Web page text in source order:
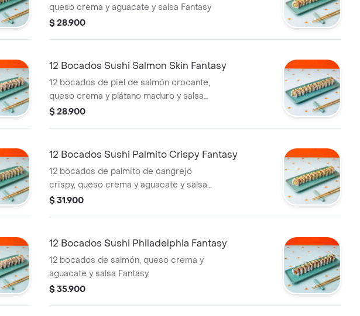
queso crema y aguacate y salsa Fantasy
$ 28.900
12 Bocados Sushi Salmon Skin Fantasy
12 bocados de piel de salmón crocante,
queso crema y plátano maduro y salsa
Fantasy
$ 28.900
12 Bocados Sushi Palmito Crispy Fantasy
12 bocados de palmito de cangrejo
crispy, queso crema y aguacate y salsa
Fantasy
$ 31.900
12 Bocados Sushi Philadelphia Fantasy
12 bocados de salmón, queso crema y
aguacate y salsa Fantasy
$ 35.900